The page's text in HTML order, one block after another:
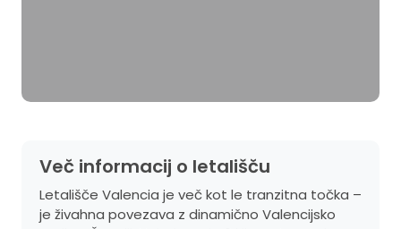
Več informacij o letališču
Letališče Valencia je več kot le tranzitna točka –
je živahna povezava z dinamično Valencijsko